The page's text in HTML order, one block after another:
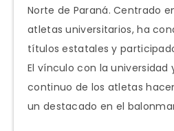
Norte de Paraná. Centrado
atletas universitarios, ha
títulos estatales y
El vínculo con la universidad
continuo de los atletas
un destacado en el